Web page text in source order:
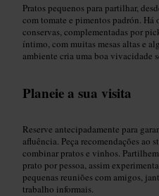
Pratos pequenos para partilhar,
com tomate e pimentos padrón. Há
conservas, complementadas por
íntimo, com muitas mesas altas e
ambiente cria uma boa vivacidade
Planeie a sua visita
Reserve antecipadamente para
afluência. Peça recomendações ao
combinar pratos e vinhos.
prato por pessoa, assim
pequenas reuniões com amigos,
trabalho informais.